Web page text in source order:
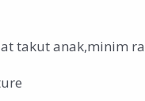
takut anak,minim